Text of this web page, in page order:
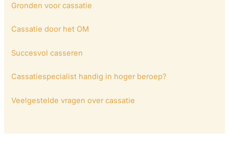
Gronden voor cassatie
Cassatie door het OM
Succesvol casseren
Cassatiespecialist handig in hoger beroep?
Veelgestelde vragen over cassatie